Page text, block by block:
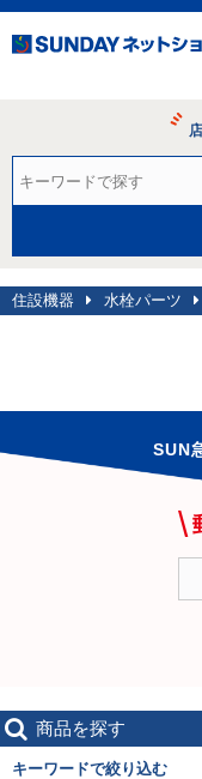
住設機器 水栓パーツ
SUN
商品を探す
キーワードで絞り込む